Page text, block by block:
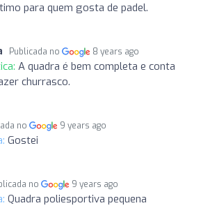
para quem gosta de padel.
Publicada no 8 years ago
A quadra é bem completa e conta
churrasco.
no 9 years ago
Gostei
no 9 years ago
Quadra poliesportiva pequena